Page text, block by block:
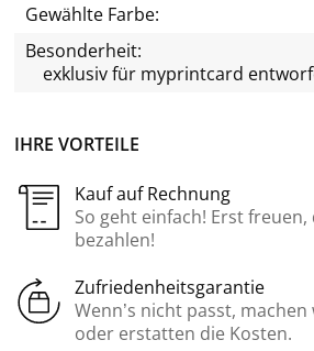
IHRE VORTEILE
Kauf auf Rechnung
So geht einfach! Erst freuen,
bezahlen!
Zufriedenheitsgarantie
Wenn’s nicht passt, machen
oder erstatten die Kosten.
Gewählte Farbe:
Besonderheit:
exklusiv für myprintcard